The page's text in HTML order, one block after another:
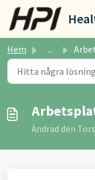
Hoppa över till
Hem ...
Ändrad den